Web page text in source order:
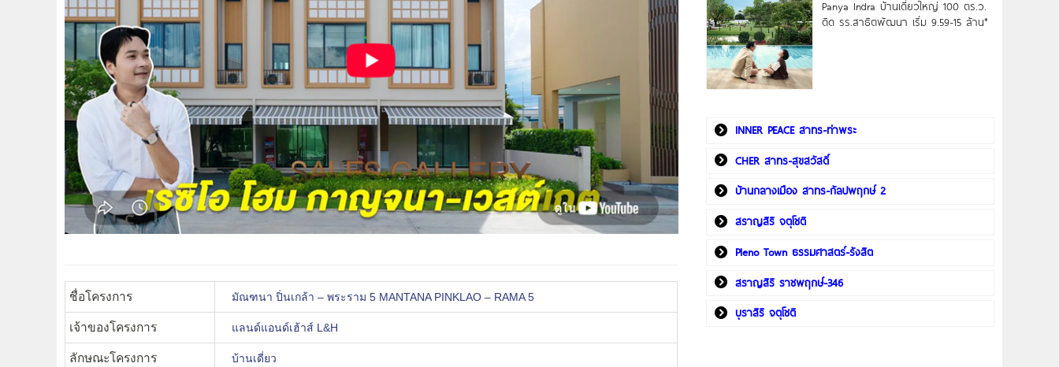
ชื่อโครงการ มัณฑนา ปิ่นเกล้า – พระราม 5 MANTANA PINKLAO – RAMA 5
เจ้าของโครงการ แลนด์แอนด์เฮ้าส์ L&H
ลักษณะโครงการ บ้านเดี่ยว
Panya Indra บ้านเดี่ยวใหญ่ 100 ตร.ว.
ดิด รร.สาธิตพัฒนา เริ่ม 9.59-15 ล้าน*
INNER PEACE สาทร-ท่าพระ
CHER สาทร-สุขสวัสดิ์
บ้านกลางเมือง สาทร-กัลปพฤกษ์ 2
สราญสิริ จตุโชติ
Pleno Town ธรรมศาสตร์-รังสิต
สราญสิริ ราชพฤกษ์-346
บุราสิริ จตุโชติ